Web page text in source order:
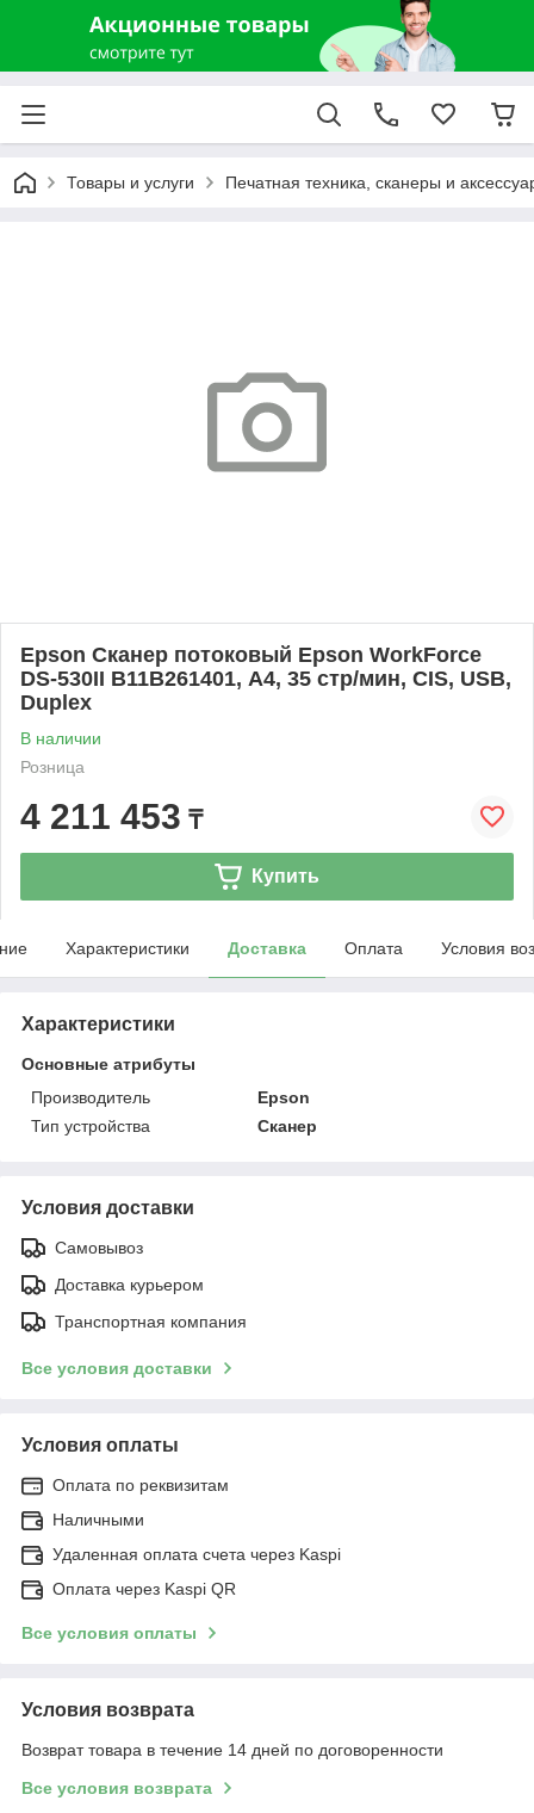
Товары и услуги Печатная техника, сканеры и
Epson Сканер потоковый Epson WorkForce
DS-530II B11B261401, А4, 35 стр/мин, CIS, USB,
Duplex
В наличии
Розница
4 211 453 ₸
Купить
Характеристики Доставка Оплата Условия
Характеристики
Основные атрибуты
Производитель
Epson
Тип устройства
Сканер
Условия доставки
Самовывоз
Доставка курьером
Транспортная компания
Все условия доставки
Условия оплаты
Оплата по реквизитам
Наличными
Удаленная оплата счета через Kaspi
Оплата через Kaspi QR
Все условия оплаты
Условия возврата
Возврат товара в течение 14 дней по договоренности
Все условия возврата